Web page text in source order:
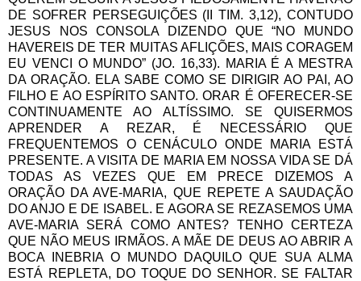
DE SOFRER PERSEGUIÇÕES (II TIM. 3,12), CONTUDO
JESUS NOS CONSOLA DIZENDO QUE “NO MUNDO
HAVEREIS DE TER MUITAS AFLIÇÕES, MAIS CORAGEM
EU VENCI O MUNDO” (JO. 16,33). MARIA É A MESTRA
DA ORAÇÃO. ELA SABE COMO SE DIRIGIR AO PAI, AO
FILHO E AO ESPÍRITO SANTO. ORAR É OFERECER-SE
CONTINUAMENTE AO ALTÍSSIMO. SE QUISERMOS
APRENDER A REZAR, É NECESSÁRIO QUE
FREQUENTEMOS O CENÁCULO ONDE MARIA ESTÁ
PRESENTE. A VISITA DE MARIA EM NOSSA VIDA SE DÁ
TODAS AS VEZES QUE EM PRECE DIZEMOS A
ORAÇÃO DA AVE-MARIA, QUE REPETE A SAUDAÇÃO
DO ANJO E DE ISABEL. E AGORA SE REZASEMOS UMA
AVE-MARIA SERÁ COMO ANTES? TENHO CERTEZA
QUE NÃO MEUS IRMÃOS. A MÃE DE DEUS AO ABRIR A
BOCA INEBRIA O MUNDO DAQUILO QUE SUA ALMA
ESTÁ REPLETA, DO TOQUE DO SENHOR. SE FALTAR